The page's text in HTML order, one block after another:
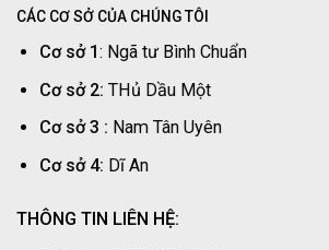
Phát
Thợ
Nghệ
CÁC CƠ SỞ CỦA CHÚNG TÔI
Cơ sở 1: Ngã tư Bình Chuẩn
Cơ sở 2: THủ Dầu Một
Cơ sở 3 : Nam Tân Uyên
Cơ sở 4: Dĩ An
THÔNG TIN LIÊN HỆ: